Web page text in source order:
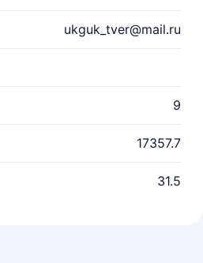
ukguk_tver@mail.ru
9
17357.7
31.5